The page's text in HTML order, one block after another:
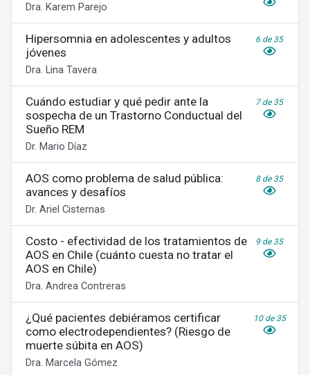
Dra. Karem Parejo
Hipersomnia en adolescentes y adultos
jóvenes
6 de 35
Dra. Lina Tavera
Cuándo estudiar y qué pedir ante la
sospecha de un Trastorno Conductual del
Sueño REM
7 de 35
Dr. Mario Díaz
AOS como problema de salud pública:
avances y desafíos
8 de 35
Dr. Ariel Cisternas
Costo - efectividad de los tratamientos de
AOS en Chile (cuánto cuesta no tratar el
AOS en Chile)
9 de 35
Dra. Andrea Contreras
¿Qué pacientes debiéramos certificar
como electrodependientes? (Riesgo de
muerte súbita en AOS)
10 de 35
Dra. Marcela Gómez